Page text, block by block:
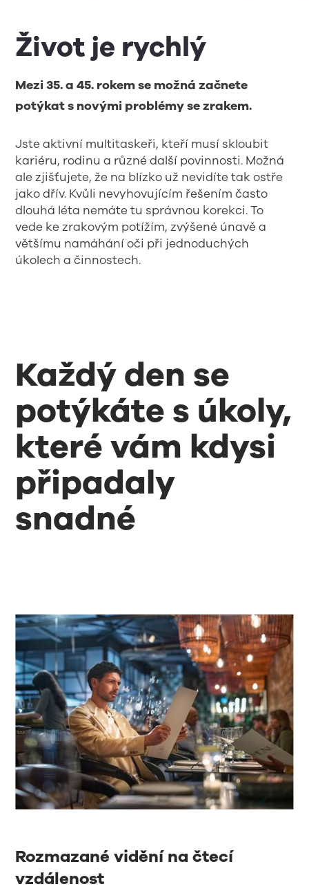
Život je rychlý
Mezi 35. a 45. rokem se možná začnete
potýkat s novými problémy se zrakem.
Jste aktivní multitaskeři, kteří musí skloubit
kariéru, rodinu a různé další povinnosti. Možná
ale zjišťujete, že na blízko už nevidíte tak ostře
jako dřív. Kvůli nevyhovujícím řešením často
dlouhá léta nemáte tu správnou korekci. To
vede ke zrakovým potížím, zvýšené únavě a
většímu namáhání oči při jednoduchých
úkolech a činnostech.
Každý den se
potýkáte s úkoly,
které vám kdysi
připadaly
snadné
Rozmazané vidění na čtecí
vzdálenost